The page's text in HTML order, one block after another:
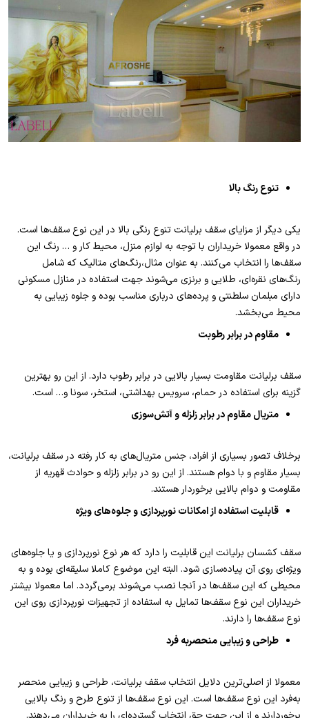
تنوع رنگ بالا
یکی دیگر از مزایای سقف برلیانت تنوع رنگی بالا در این نوع سقف‌ها است.
در واقع معمولا خریداران با توجه به لوازم منزل، محیط کار و … رنگ این
سقف‌ها را انتخاب می‌کنند. به عنوان مثال،رنگ‌های متالیک که شامل
رنگ‌های نقره‌ای، طلایی و برنزی می‌شوند جهت استفاده در منازل مسکونی
دارای مبلمان سلطنتی و پرده‌های درباری مناسب بوده و جلوه زیبایی به
محیط می‌بخشد.
مقاوم در برابر رطوبت
سقف برلیانت مقاومت بسیار بالایی در برابر رطوب دارد. از این رو بهترین
گزینه برای استفاده در حمام، سرویس بهداشتی، استخر، سونا و… است.
متریال مقاوم در برابر زلزله و آتش‌سوزی
برخلاف تصور بسیاری از افراد، جنس متریال‌های به کار رفته در سقف برلیانت،
بسیار مقاوم و با دوام هستند. از این رو در برابر زلزله و حوادث قهریه از
مقاومت و دوام بالایی برخوردار هستند.
قابلیت استفاده از امکانات نورپردازی و جلوه‌های ویژه
سقف کشسان برلیانت این قابلیت را دارد که هر نوع نورپردازی و یا جلوه‌های
ویژه‌ای روی آن پیاده‌سازی شود. البته این موضوع کاملا سلیقه‌ای بوده و به
محیطی که این سقف‌ها در آنجا نصب می‌شوند برمی‌گردد. اما معمولا بیشتر
خریداران این نوع سقف‌ها تمایل به استفاده از تجهیزات نورپردازی روی این
نوع سقف‌ها را دارند.
طراحی و زیبایی منحصربه فرد
معمولا از اصلی‌ترین دلایل انتخاب سقف برلیانت، طراحی و زیبایی منحصر
به‌فرد این نوع سقف‌ها است. این نوع سقف‌ها از تنوع طرح و رنگ بالایی